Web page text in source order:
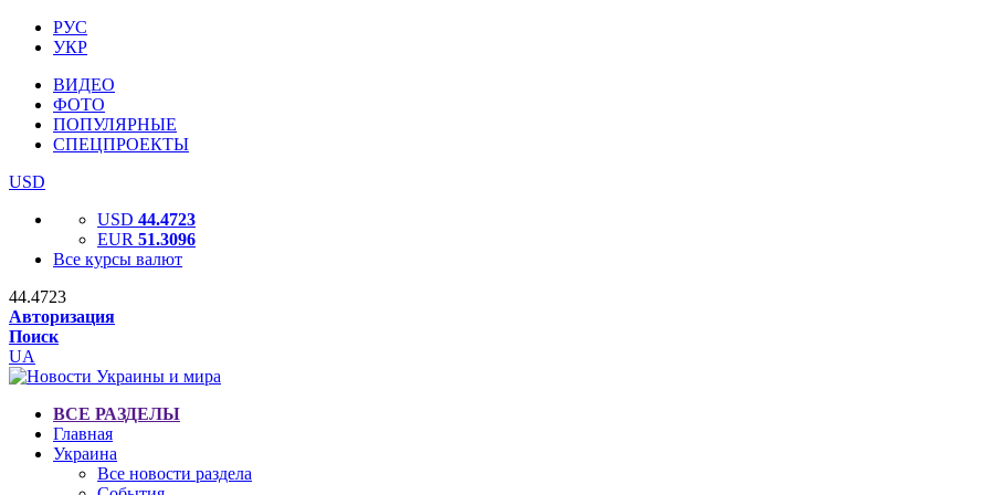
РУС
УКР
ВИДЕО
ФОТО
ПОПУЛЯРНЫЕ
СПЕЦПРОЕКТЫ
USD
USD 44.4723
EUR 51.3096
Все курсы валют
44.4723
Авторизация
Поиск
UA
ВСЕ РАЗДЕЛЫ
Главная
Украина
Все новости раздела